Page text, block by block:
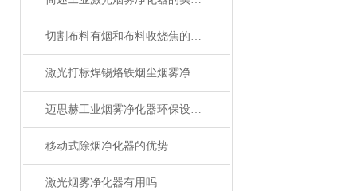
切割布料有烟和布料收烧焦的味道怎么解决
激光打标焊锡烙铁烟尘烟雾净化器的作用-迈思赫烟雾净化器
迈思赫工业烟雾净化器环保设备-专注生产环保设备
移动式除烟净化器的优势
激光烟雾净化器有用吗